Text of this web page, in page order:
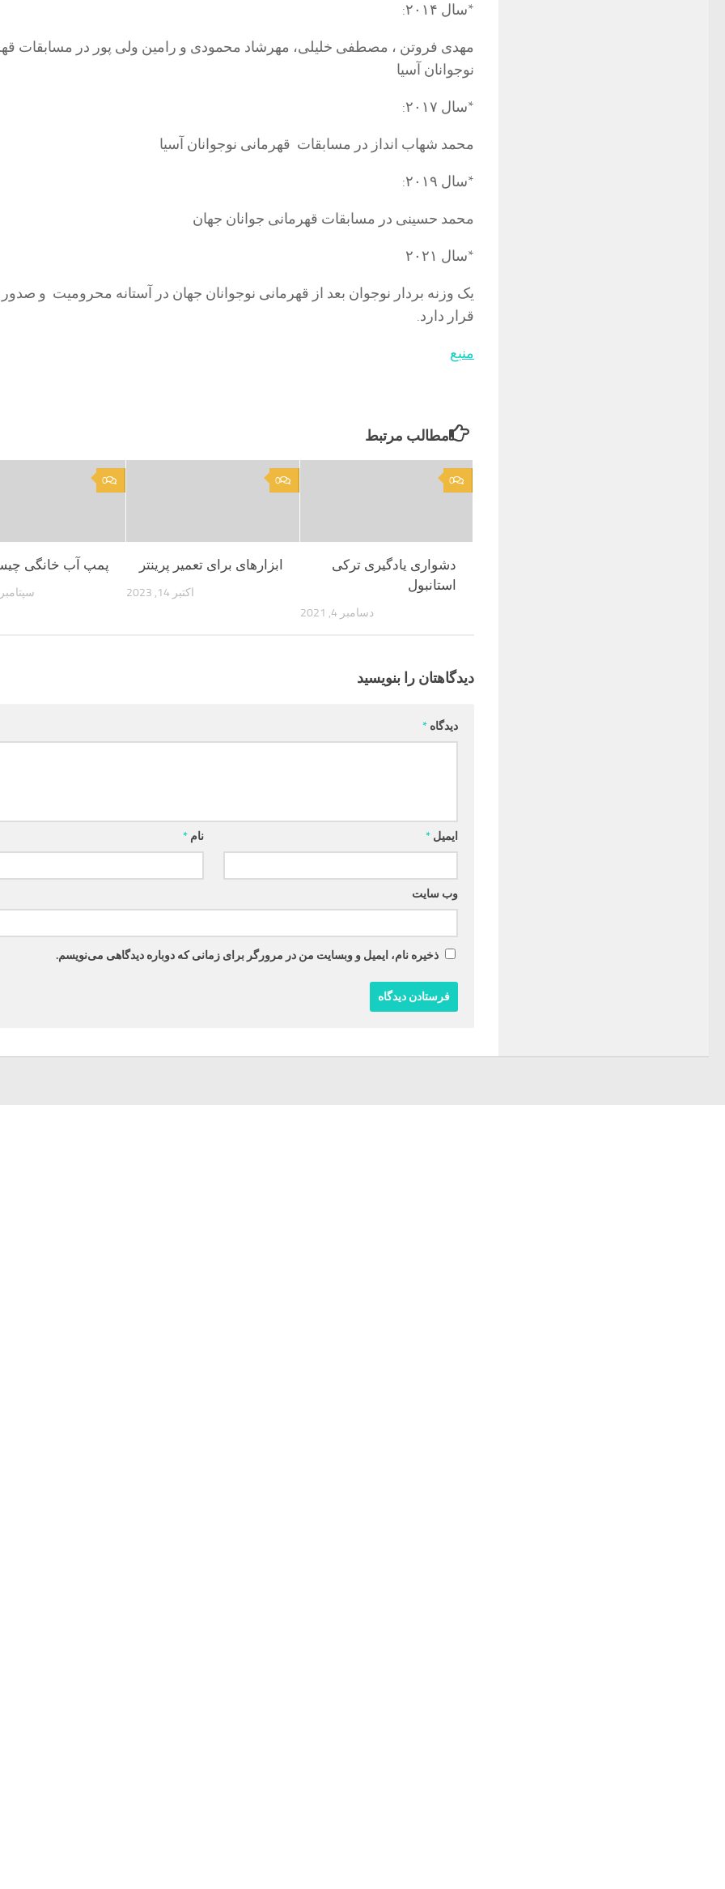
*سال ۲۰۱۴:
مهدی فروتن ، مصطفی خلیلی، مهرشاد محمودی و رامین ولی پور در مسابقات
نوجوانان آسیا
*سال ۲۰۱۷:
محمد شهاب انداز در مسابقات قهرمانی نوجوانان آسیا
*سال ۲۰۱۹:
محمد حسینی در مسابقات قهرمانی جوانان جهان
*سال ۲۰۲۱
یک وزنه بردار نوجوان بعد از قهرمانی نوجوانان جهان در آستانه محرومیت و
قرار دارد.
منبع
مطالب مرتبط
0
پمپ آب خانگی
سپتامبر 25,
0
ابزارهای برای تعمیر پرینتر
اکتبر 14, 2023
0
دشواری یادگیری ترکی
استانبول
دسامبر 4, 2021
دیدگاهتان را بنویسید
دیدگاه *
نام* ایمیل *
وب‌ سایت
ذخیره نام، ایمیل و وبسایت من در مرورگر برای زمانی که دوباره دیدگاهی می‌نویسم.